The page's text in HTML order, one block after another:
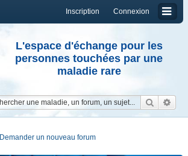
Connexion
Inscription
L'espace d'échange pour les
personnes touchées par une
maladie rare
Demander un nouveau forum